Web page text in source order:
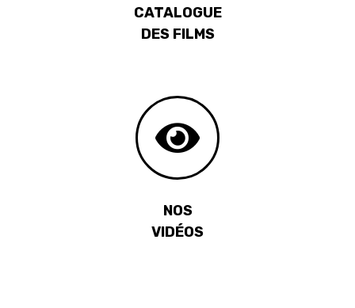
CATALOGUE
DES FILMS
NOS
VIDÉOS